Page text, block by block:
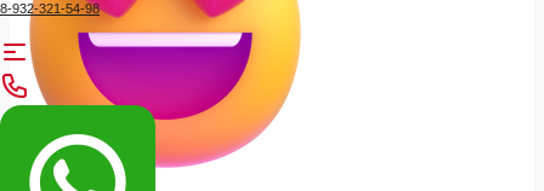
8-932-321-54-98